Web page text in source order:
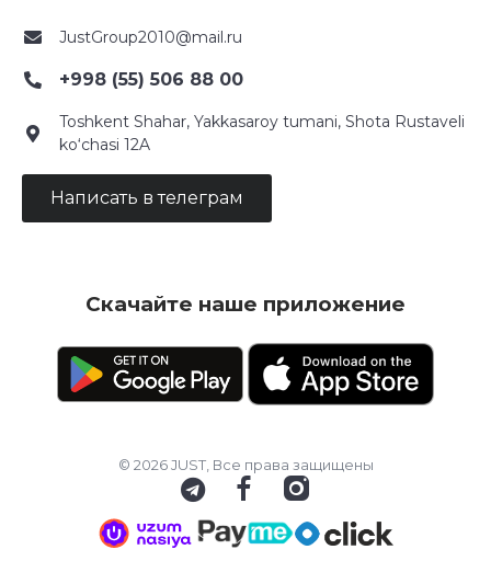
JustGroup2010@mail.ru
+998 (55) 506 88 00
Toshkent Shahar, Yakkasaroy tumani, Shota Rustaveli
ko‘chasi 12A
Написать в телеграм
Скачайте наше приложение
© 2026 JUST, Все права защищены